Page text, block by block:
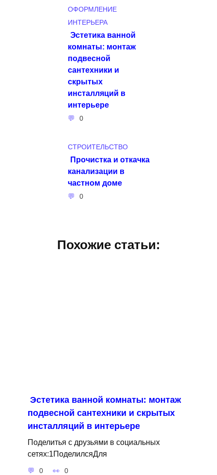
ОФОРМЛЕНИЕ
ИНТЕРЬЕРА
Эстетика ванной
комнаты: монтаж
подвесной
сантехники и
скрытых
инсталляций в
интерьере
0
СТРОИТЕЛЬСТВО
Прочистка и откачка
канализации в
частном доме
0
Похожие статьи:
Эстетика ванной комнаты: монтаж
подвесной сантехники и скрытых
инсталляций в интерьере
Поделитья с друзьями в социальных
сетях:1ПоделилсяДля
0 0